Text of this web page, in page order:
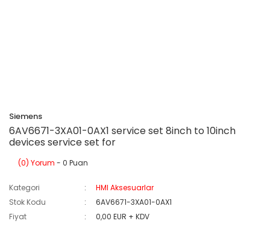
Siemens
6AV6671-3XA01-0AX1 service set 8inch to 10inch
devices service set for
(0) Yorum - 0 Puan
Kategori
HMI Aksesuarlar
Stok Kodu
6AV6671-3XA01-0AX1
Fiyat
0,00 EUR + KDV